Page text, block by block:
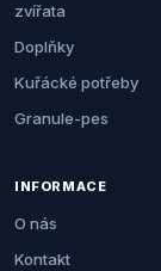
zvířata
Doplňky
Kuřácké potřeby
Granule-pes
INFORMACE
O nás
Kontakt